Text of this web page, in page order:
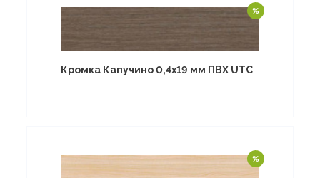
Кромка Капучино 0,4х19 мм ПВХ UTC